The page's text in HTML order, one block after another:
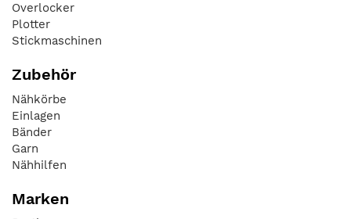
Overlocker
Plotter
Stickmaschinen
Zubehör
Nähkörbe
Einlagen
Bänder
Garn
Nähhilfen
Marken